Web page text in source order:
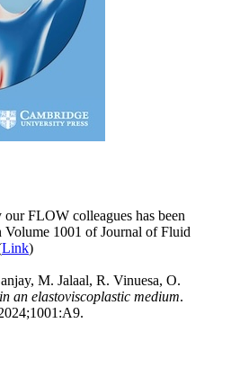
FLOW colleagues has been
Volume 1001 of Journal of Fluid
Link)
M. Jalaal, R. Vinuesa, O.
an elastoviscoplastic medium.